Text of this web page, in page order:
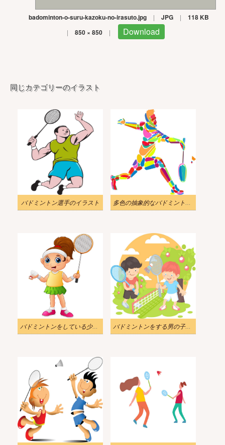
badominton-o-suru-kazoku-no-irasuto.jpg | JPG | 118 KB
| 850 × 850 | Download
同じカテゴリーのイラスト
バドミントン選手のイラスト 多色の抽象的なバドミントン選手のイラスト
バドミントンをしている少女漫画のイラスト バドミントンをする男の子のイラスト